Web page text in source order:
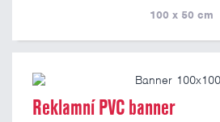
100 x 50 cm
Reklamní PVC banner